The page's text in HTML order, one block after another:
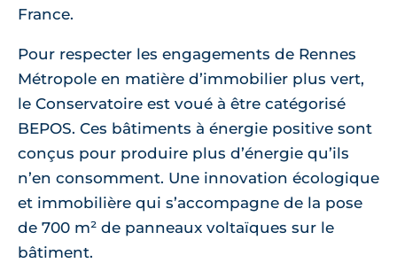
France.
Pour respecter les engagements de Rennes
Métropole en matière d’immobilier plus vert,
le Conservatoire est voué à être catégorisé
BEPOS. Ces bâtiments à énergie positive sont
conçus pour produire plus d’énergie qu’ils
n’en consomment. Une innovation écologique
et immobilière qui s’accompagne de la pose
de 700 m² de panneaux voltaïques sur le
bâtiment.